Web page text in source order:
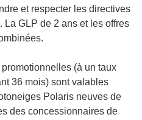
et respecter les directives
La GLP de 2 ans et les offres
(à un taux
36 mois) sont valables
Polaris neuves de
des concessionnaires de